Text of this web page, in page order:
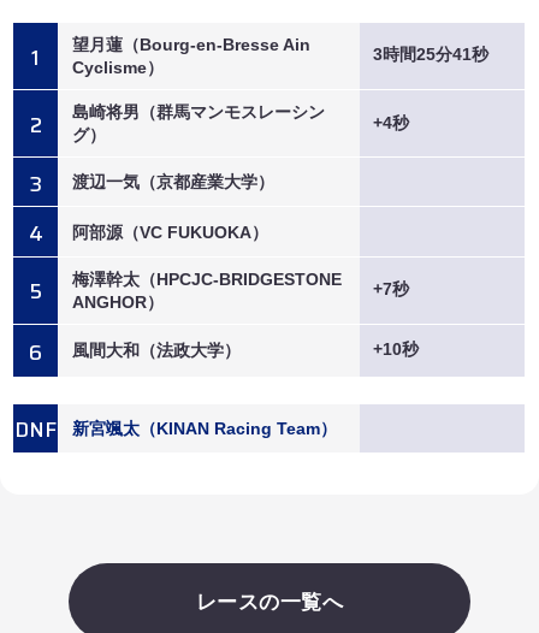
1
望月蓮（Bourg-en-Bresse Ain
Cyclisme）
3時間25分41秒
2
島崎将男（群馬マンモスレーシン
グ）
+4秒
3 渡辺一気（京都産業大学）
4 阿部源（VC FUKUOKA）
5
梅澤幹太（HPCJC-BRIDGESTONE
ANGHOR）
+7秒
6 風間大和（法政大学） +10秒
DNF 新宮颯太（KINAN Racing Team）
レースの一覧へ